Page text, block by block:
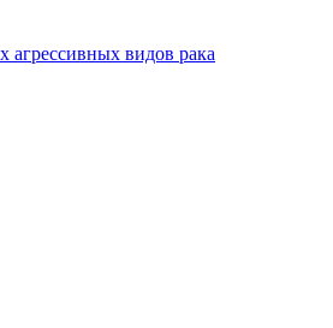
видов рака